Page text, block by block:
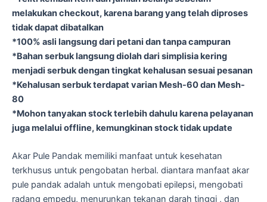
melakukan checkout, karena barang yang telah diproses
tidak dapat dibatalkan
*100% asli langsung dari petani dan tanpa campuran
*Bahan serbuk langsung diolah dari simplisia kering
menjadi serbuk dengan tingkat kehalusan sesuai pesanan
*Kehalusan serbuk terdapat varian Mesh-60 dan Mesh-
80
*Mohon tanyakan stock terlebih dahulu karena pelayanan
juga melalui offline, kemungkinan stock tidak update
Akar Pule Pandak memiliki manfaat untuk kesehatan
terkhusus untuk pengobatan herbal. diantara manfaat akar
pule pandak adalah untuk mengobati epilepsi, mengobati
radang empedu, menurunkan tekanan darah tinggi , dan